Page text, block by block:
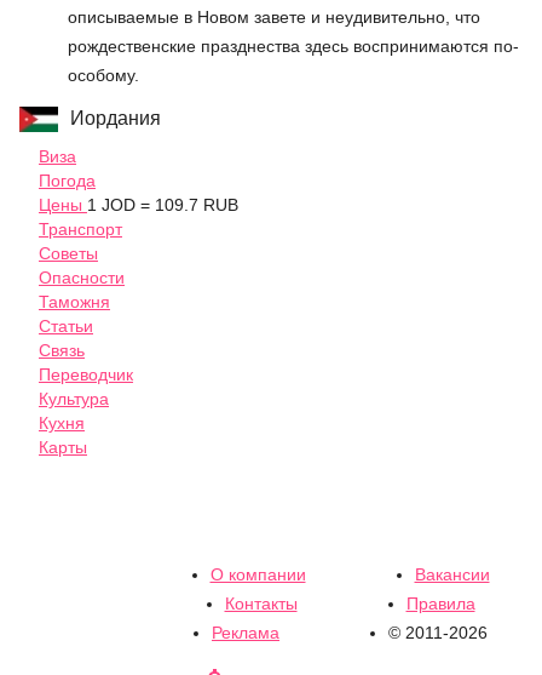
описываемые в Новом завете и неудивительно, что
рождественские празднества здесь воспринимаются по-
особому.
Иордания
Виза
Погода
Цены 1 JOD = 109.7 RUB
Транспорт
Советы
Опасности
Таможня
Статьи
Связь
Переводчик
Культура
Кухня
Карты
О компании
Вакансии
Контакты
Правила
Реклама
© 2011-2026